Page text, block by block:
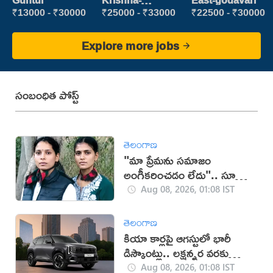
₹13000 - ₹30000 vijayawada
₹25000 - ₹33000 ₹22500 - ₹30000
Explore more jobs
సంబంధిత పోస్ట్
తెలంగాణ
"మా ప్రేమను సమాజం
అంగీకరించడం లేదు".. సూసైడ్
చేసుకున్న ఇద్దరు యువతులు
Aug 08, 2026, 01:08 IST
తెలంగాణ
కియా కార్లపై ఆగస్టులో భారీ
డిస్కౌంట్లు.. లక్షన్నర వరకు
ఆఫర్లు!Aug 08, 2026, 01:08 IST